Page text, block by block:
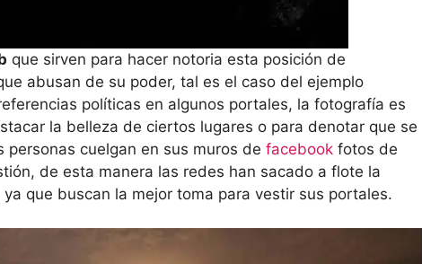
que sirven para hacer notoria esta posición de
abusan de su poder, tal es el caso del ejemplo
políticas en algunos portales, la fotografía es
la belleza de ciertos lugares o para denotar que se
personas cuelgan en sus muros de facebook fotos de
de esta manera las redes han sacado a flote la
que buscan la mejor toma para vestir sus portales.